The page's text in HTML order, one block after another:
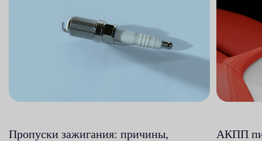
Пропуски зажигания: причины,
АКПП